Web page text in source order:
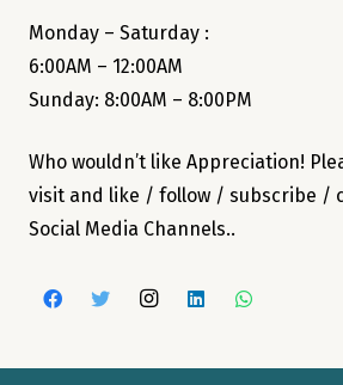
Monday – Saturday :
6:00AM – 12:00AM
Sunday: 8:00AM – 8:00PM
Who wouldn’t like Appreciation!
visit and like / follow / subscribe /
Social Media Channels..